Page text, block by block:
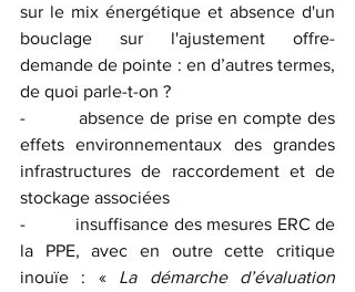
sur le mix énergétique et absence d'un
bouclage sur l'ajustement offre-
demande de pointe : en d’autres termes,
de quoi parle-t-on ?
-          absence de prise en compte des
effets environnementaux des grandes
infrastructures de raccordement et de
stockage associées
-          insuffisance des mesures ERC de
la PPE, avec en outre cette critique
inouïe : « La démarche d’évaluation